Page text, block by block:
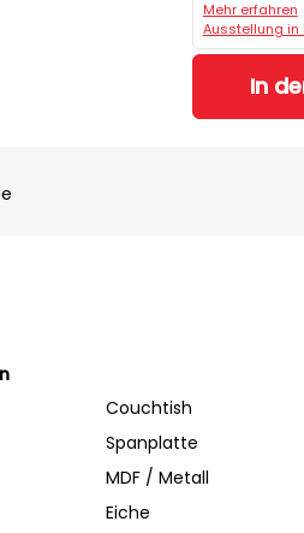
Mehr erfahren
Ausstellung in
In
Couchtish
Spanplatte
MDF / Metall
Eiche